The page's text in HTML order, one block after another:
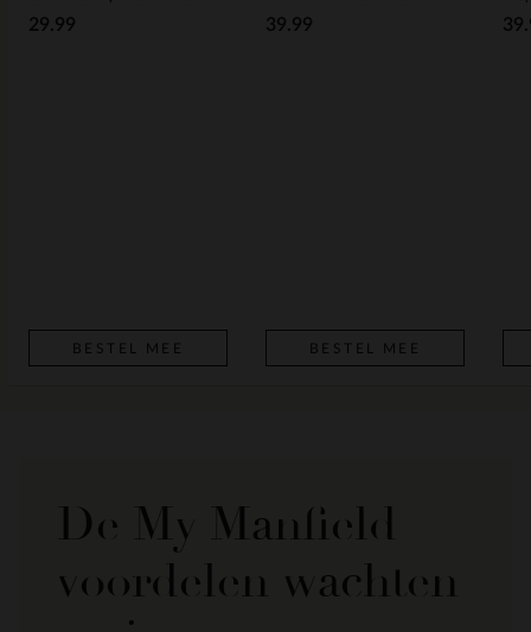
29.99
BESTEL MEE
39.99
BESTEL MEE
De My Manfield
voordelen wachten